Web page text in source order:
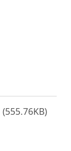
(555.76KB)